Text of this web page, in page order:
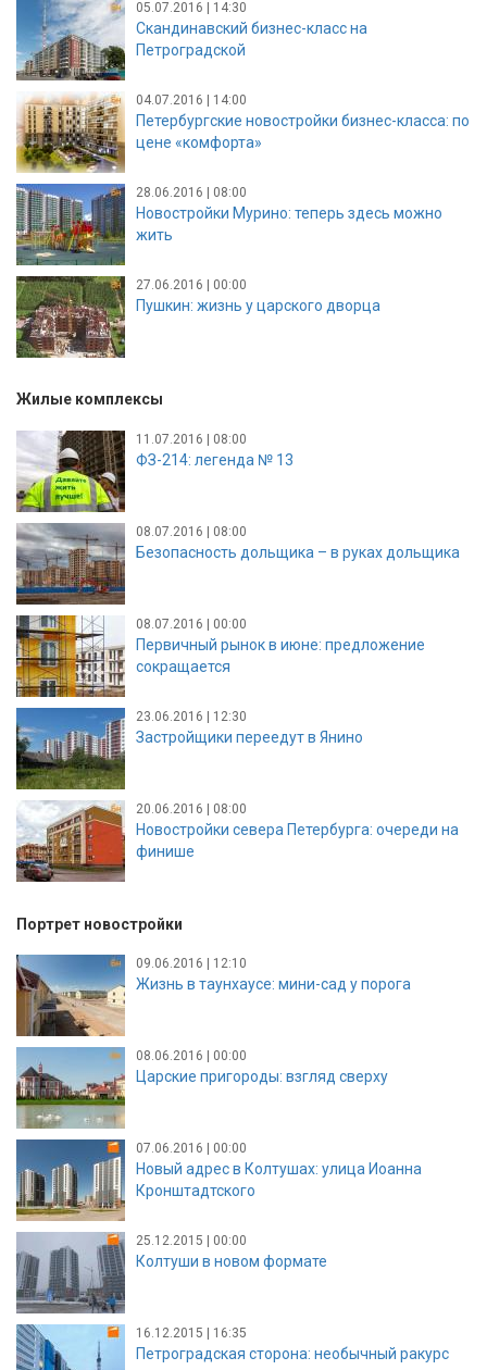
05.07.2016 | 14:30
Скандинавский бизнес-класс на
Петроградской
04.07.2016 | 14:00
Петербургские новостройки бизнес-класса: по
цене «комфорта»
28.06.2016 | 08:00
Новостройки Мурино: теперь здесь можно
жить
27.06.2016 | 00:00
Пушкин: жизнь у царского дворца
Жилые комплексы
11.07.2016 | 08:00
ФЗ-214: легенда № 13
08.07.2016 | 08:00
Безопасность дольщика – в руках дольщика
08.07.2016 | 00:00
Первичный рынок в июне: предложение
сокращается
23.06.2016 | 12:30
Застройщики переедут в Янино
20.06.2016 | 08:00
Новостройки севера Петербурга: очереди на
финише
Портрет новостройки
09.06.2016 | 12:10
Жизнь в таунхаусе: мини-сад у порога
08.06.2016 | 00:00
Царские пригороды: взгляд сверху
07.06.2016 | 00:00
Новый адрес в Колтушах: улица Иоанна
Кронштадтского
25.12.2015 | 00:00
Колтуши в новом формате
16.12.2015 | 16:35
Петроградская сторона: необычный ракурс